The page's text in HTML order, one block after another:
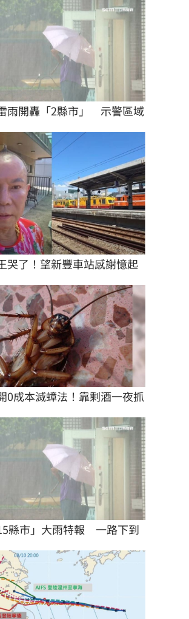
雨開轟「2縣市」　示警區域
哭了！望新豐車站感謝憶起
0成本滅蟑法！靠剩酒一夜抓
縣市」大雨特報　一路下到